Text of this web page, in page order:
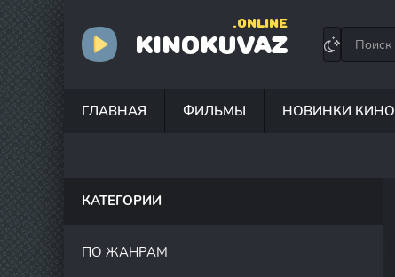
KINOKUVAZ
.ONLINE
ГЛАВНАЯ ФИЛЬМЫ НОВИНКИ КИНО
КАТЕГОРИИ
ПО ЖАНРАМ